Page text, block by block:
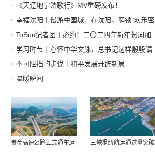
《天辽地宁踏歌行》MV重磅发布！
幸福沈阳丨慢游中国城，在沈阳，解锁“欢乐密
ToSun记者团丨必约！二〇二四年新年贺词加
载中……
学习时节｜心怀中华文脉，总书记这样殷殷嘱
托
不可阻挡的步伐｜和平发展开辟新局
温暖瞬间
贵金高速公路正式通车运
三峡枢纽航运通过量突破